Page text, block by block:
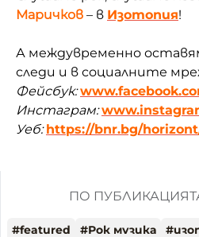
Маричков – в Изотопия!
А междувременно
следи и в социалните
Фейсбук:
Инстаграм:
Уеб: https://bnr.bg/
ПО
#featured #Рок музика #